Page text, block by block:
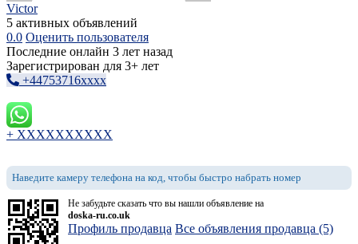
Victor
5 активных объявлений
0.0 Оценить пользователя
Последние онлайн 3 лет назад
Зарегистрирован для 3+ лет
+44753716xxxx
+ XXXXXXXXXX
Наведите камеру телефона на код, чтобы быстро набрать номер
Не забудьте сказать что вы нашли объявление на
doska-ru.co.uk
Профиль продавца Все объявления продавца (5)